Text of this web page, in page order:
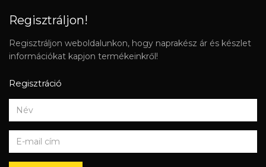
Regisztráljon!
Regisztráljon weboldalunkon, hogy naprakész ár és készlet
információkat kapjon termékeinkről!
Regisztráció